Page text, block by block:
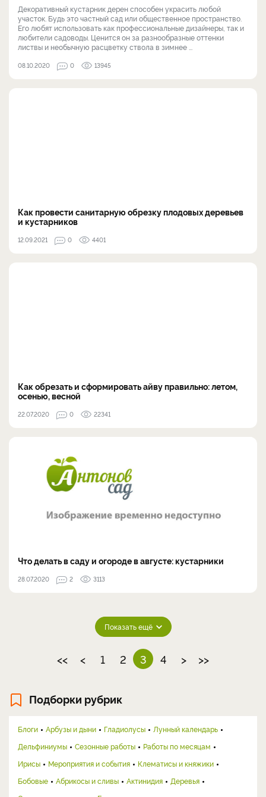
Декоративный кустарник дерен способен украсить любой
участок. Будь это частный сад или общественное пространство.
Его любят использовать как профессиональные дизайнеры, так и
любители садоводы. Ценится он за разнообразные оттенки
листвы и необычную расцветку ствола в зимнее ...
08.10.2020 0 13945
Как провести санитарную обрезку плодовых деревьев
и кустарников
12.09.2021 0 4401
Как обрезать и сформировать айву правильно: летом,
осенью, весной
22.07.2020 0 22341
Что делать в саду и огороде в августе: кустарники
28.07.2020 2 3113
Показать ещё
<< < 1 2 3 4 > >>
Подборки рубрик
Блоги Арбузы и дыни Гладиолусы
Лунный календарь
Дельфиниумы
Сезонные работы
Работы по месяцам
Ирисы
Мероприятия и события
Клематисы и княжики
Бобовые
Абрикосы и сливы Актинидия
Деревья